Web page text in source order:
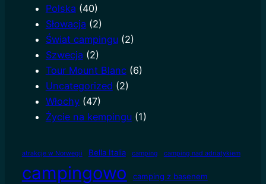
Polska (40)
Słowacja (2)
Świat campingu(2)
Szwecja (2)
Tour Mount Blanc(6)
Uncategorized (2)
Włochy(47)
Życie na kempingu(1)
atrakcje w Norwegii Bella Italia camping camping nad adriatykiem
campingowo camping z basenem